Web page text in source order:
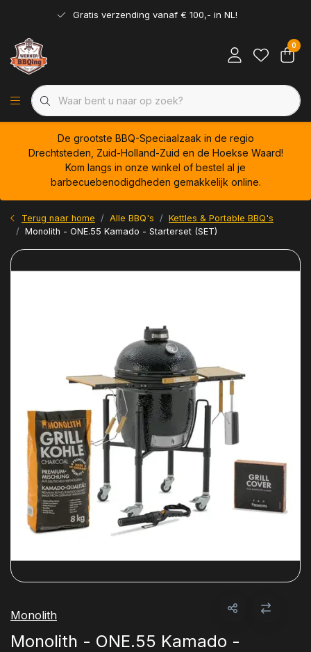
Gratis verzending vanaf € 100,- in NL!
0
De grootste BBQ-Speciaalzaak in de regio
Drechtsteden, Zuid-Holland-Zuid en de Hoekse Waard!
Kom langs in onze winkel of bestel al je
barbecuebenodigdheden gemakkelijk online.
Terug naar home Alle BBQ's
Kettles & Portable BBQ's
Monolith - ONE.55 Kamado - Starterset (SET)
Monolith
Monolith - ONE.55 Kamado -